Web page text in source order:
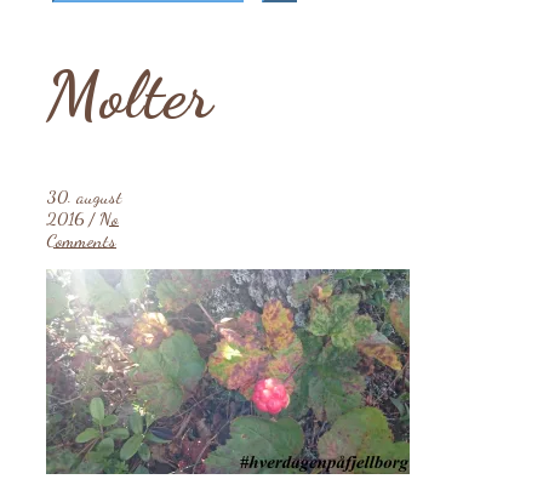
Molter
30. august
2016 / No
Comments